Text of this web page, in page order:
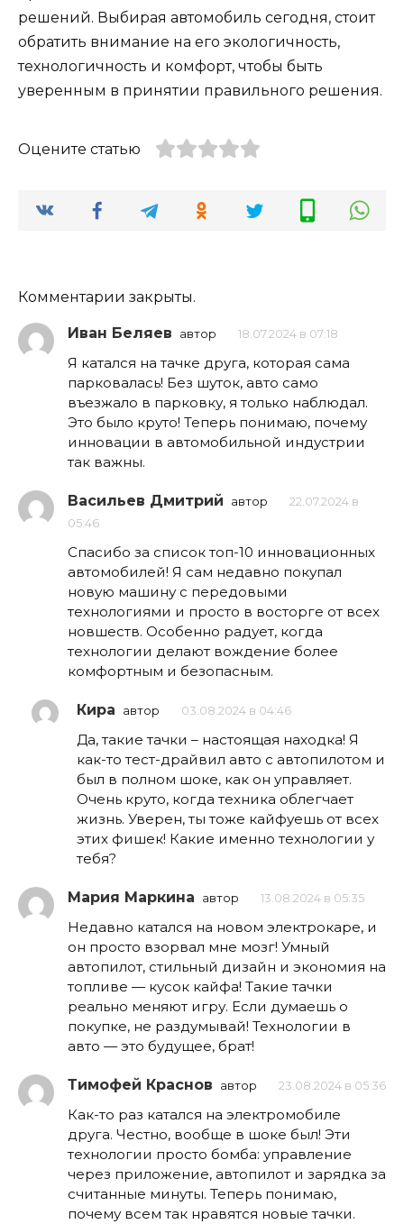
решений. Выбирая автомобиль сегодня, стоит
обратить внимание на его экологичность,
технологичность и комфорт, чтобы быть
уверенным в принятии правильного решения.
Оцените статью
Комментарии закрыты.
Иван Беляев автор 18.07.2024 в 07:18
Я катался на тачке друга, которая сама
парковалась! Без шуток, авто само
въезжало в парковку, я только наблюдал.
Это было круто! Теперь понимаю, почему
инновации в автомобильной индустрии
так важны.
Васильев Дмитрий автор
22.07.2024 в
05:46
Спасибо за список топ-10 инновационных
автомобилей! Я сам недавно покупал
новую машину с передовыми
технологиями и просто в восторге от всех
новшеств. Особенно радует, когда
технологии делают вождение более
комфортным и безопасным.
Кира автор 03.08.2024 в 04:46
Да, такие тачки – настоящая находка! Я
как-то тест-драйвил авто с автопилотом и
был в полном шоке, как он управляет.
Очень круто, когда техника облегчает
жизнь. Уверен, ты тоже кайфуешь от всех
этих фишек! Какие именно технологии у
тебя?
Мария Маркина автор 13.08.2024 в 05:35
Недавно катался на новом электрокаре, и
он просто взорвал мне мозг! Умный
автопилот, стильный дизайн и экономия на
топливе — кусок кайфа! Такие тачки
реально меняют игру. Если думаешь о
покупке, не раздумывай! Технологии в
авто — это будущее, брат!
Тимофей Краснов автор 23.08.2024 в 05:36
Как-то раз катался на электромобиле
друга. Честно, вообще в шоке был! Эти
технологии просто бомба: управление
через приложение, автопилот и зарядка за
считанные минуты. Теперь понимаю,
почему всем так нравятся новые тачки.